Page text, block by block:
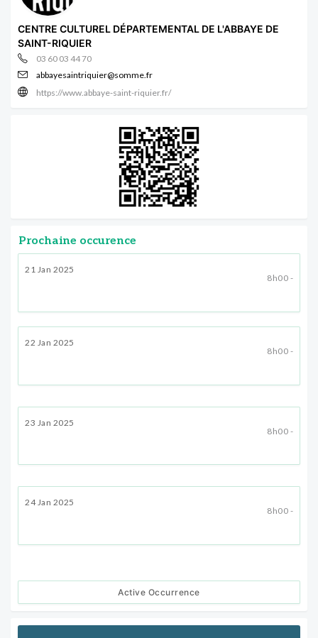
CENTRE CULTUREL DÉPARTEMENTAL DE L'ABBAYE DE
SAINT-RIQUIER
03 60 03 44 70
abbayesaintriquier@somme.fr
https://www.abbaye-saint-riquier.fr/
Prochaine occurence
21 Jan 2025
8h00 -
22 Jan 2025
8h00 -
23 Jan 2025
8h00 -
24 Jan 2025
8h00 -
Active Occurrence